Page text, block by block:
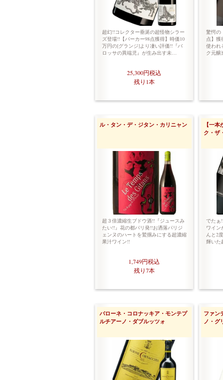
超幻!!コレクター垂涎の超怪物シラー
ズ登場!!【パーカー98点獲得】時価10
万円の[グランジ]より凄い評価!!『バ
ロッサの異端児』が生み出す未…
25,300円税込
残り1本
驚愕の
点】獲
使われ
ク元
ル・タン・デ・ジタン・カリニャン
超３倍濃縮生ブドウ酒!!『ジュースみ
たい!!』花の都パリ発!!お洒落パリジ
ェンヌのハートを鷲掴みにする超濃縮
果汁ワイン!!
1,749円税込
残り7本
【一
ク・
でたぁ
ワイン
んと2
輝いた
バローネ・コロナッキア・モンテプ
ルチアーノ・ダブルッツォ
ファン
ノ・グ